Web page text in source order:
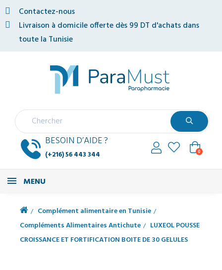
Contactez-nous
Livraison à domicile offerte dès 99 DT d'achats dans
toute la Tunisie
BESOIN D’AIDE ?
(+216) 56 443 344 0
MENU
Complément alimentaire en Tunisie
Compléments Alimentaires Antichute
LUXEOL POUSSE
CROISSANCE ET FORTIFICATION BOITE DE 30 GELULES